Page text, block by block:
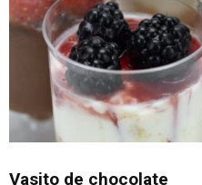
Vasito de chocolate